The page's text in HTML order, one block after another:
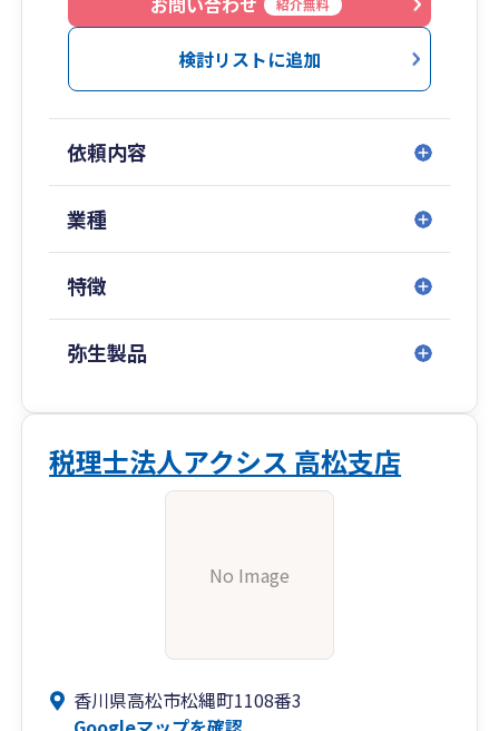
検討リストに追加
依頼内容
業種
特徴
弥生製品
税理士法人アクシス 高松支店
No Image
香川県高松市松縄町1108番3